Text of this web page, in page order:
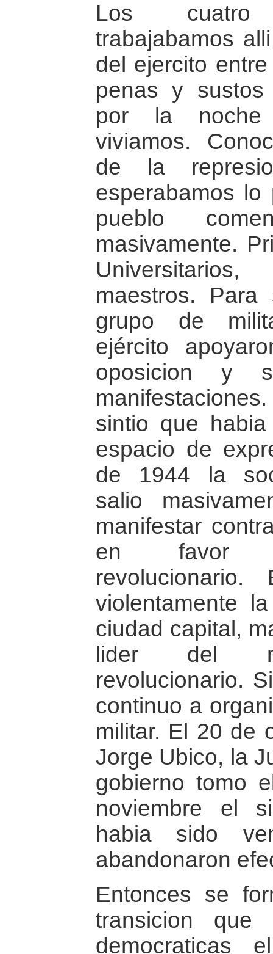
Los cuatro
trabajabamos
del ejercito
penas y
por la
viviamos.
de la
esperabamos
pueblo
masivamente.
maestros. Para
grupo de
ejército
oposicion y
sintio que
espacio de
de 1944 la
salio
manifestar
en favor
violentamente
ciudad capital,
lider del
revolucionario.
continuo a
militar. El 20 de
Jorge Ubico, la
gobierno tomo
noviembre el
habia sido
abandonaron
Entonces se
transicion que
democraticas